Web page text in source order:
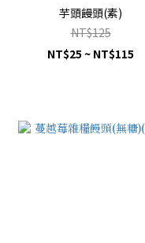
芋頭饅頭(素)
NT$125
NT$25 ~ NT$115